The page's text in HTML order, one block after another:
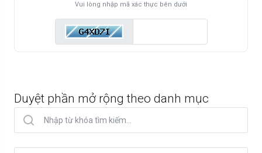
Vui lòng nhập mã xác thực bên dưới
Duyệt phần mở rộng theo danh mục